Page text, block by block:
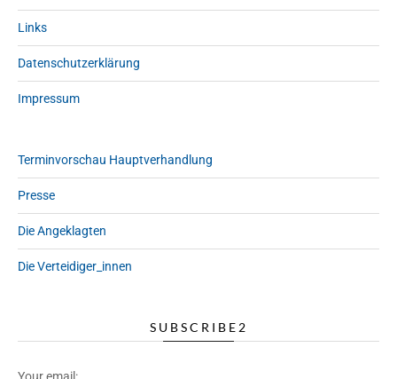
Links
Datenschutzerklärung
Impressum
Terminvorschau Hauptverhandlung
Presse
Die Angeklagten
Die Verteidiger_innen
SUBSCRIBE2
Your email: